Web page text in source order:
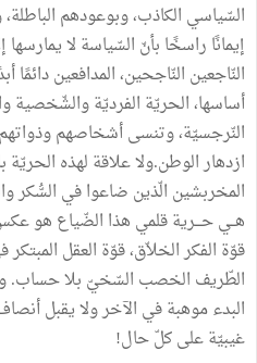
السّياسي الكاذب،وبوعودهم الباطلة،
إيمانًا راسخًا بأنّ السّياسة لايمارسها
النّاجعين النّاجحين،المدافعيندائمًا
أساسها،الحريّة الفرديّةوالشّخصية
النّرجسيّة،وتنسىأشخاصهموذواتهم
ازدهارالوطن.ولاعلاقة لهذه الحريّة
المخربشين الّذين ضاعوافي السُّكر
هــيحـــريةقلمي هذا الضّياع هو
قوّة الفكرالخلاّق،قوّة العقل المبتكر
الطّريف الخصب السّخيّ بلاحساب.
البدءموهبةفي الآخرولايقبل
غيبيّةعلىكلّحال!